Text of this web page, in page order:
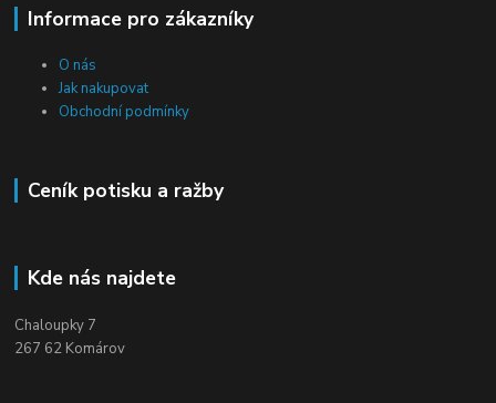
Informace pro zákazníky
O nás
Jak nakupovat
Obchodní podmínky
Ceník potisku a ražby
Kde nás najdete
Chaloupky 7
267 62 Komárov